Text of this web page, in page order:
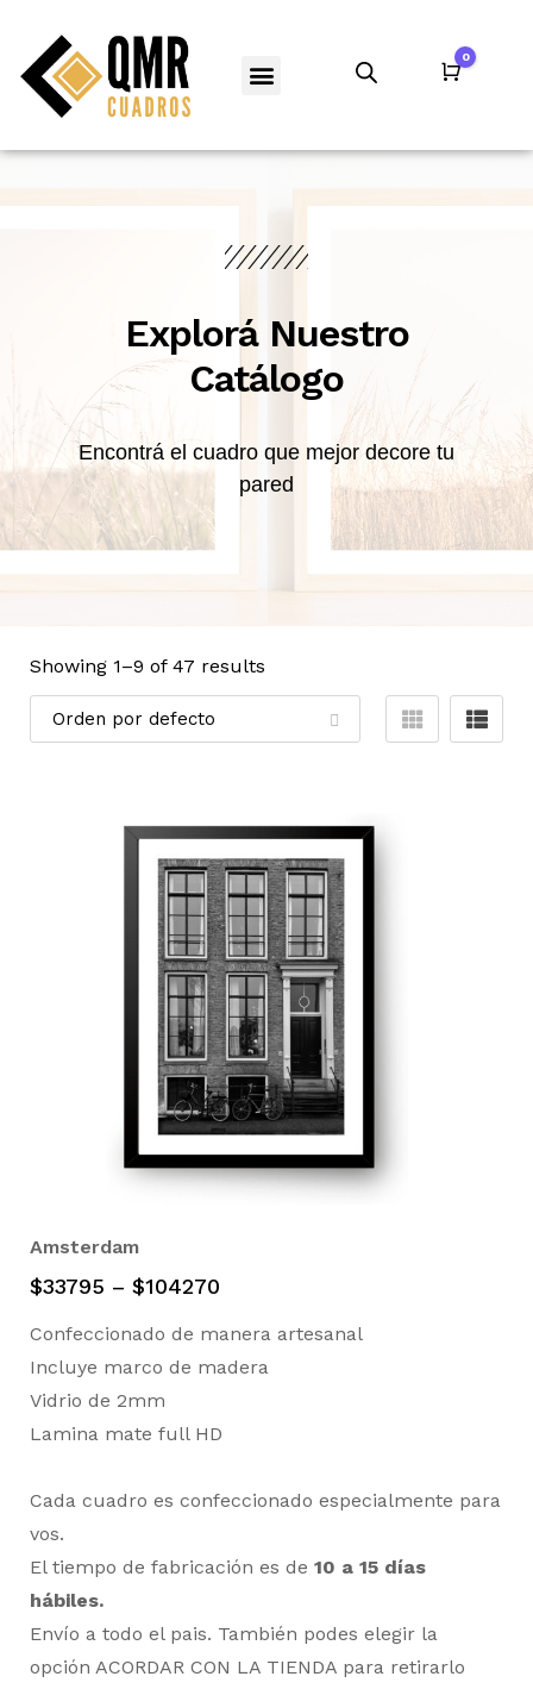
Carro
0
Explorá Nuestro
Catálogo
Encontrá el cuadro que mejor decore tu
pared
Showing 1–9 of 47 results
Amsterdam
$33795 – $104270
Confeccionado de manera artesanal
Incluye marco de madera
Vidrio de 2mm
Lamina mate full HD
Cada cuadro es confeccionado especialmente para
vos.
El tiempo de fabricación es de 10 a 15 días
hábiles.
Envío a todo el pais. También podes elegir la
opción ACORDAR CON LA TIENDA para retirarlo